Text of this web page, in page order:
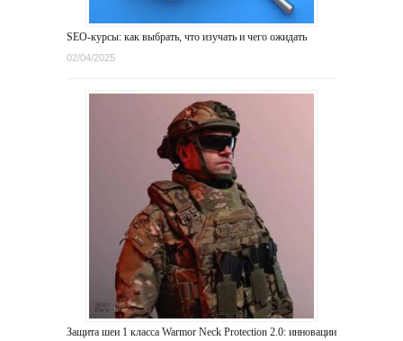
SEO-курсы: как выбрать, что изучать и чего ожидать
02/04/2025
Защита шеи 1 класса Warmor Neck Protection 2.0: инновации